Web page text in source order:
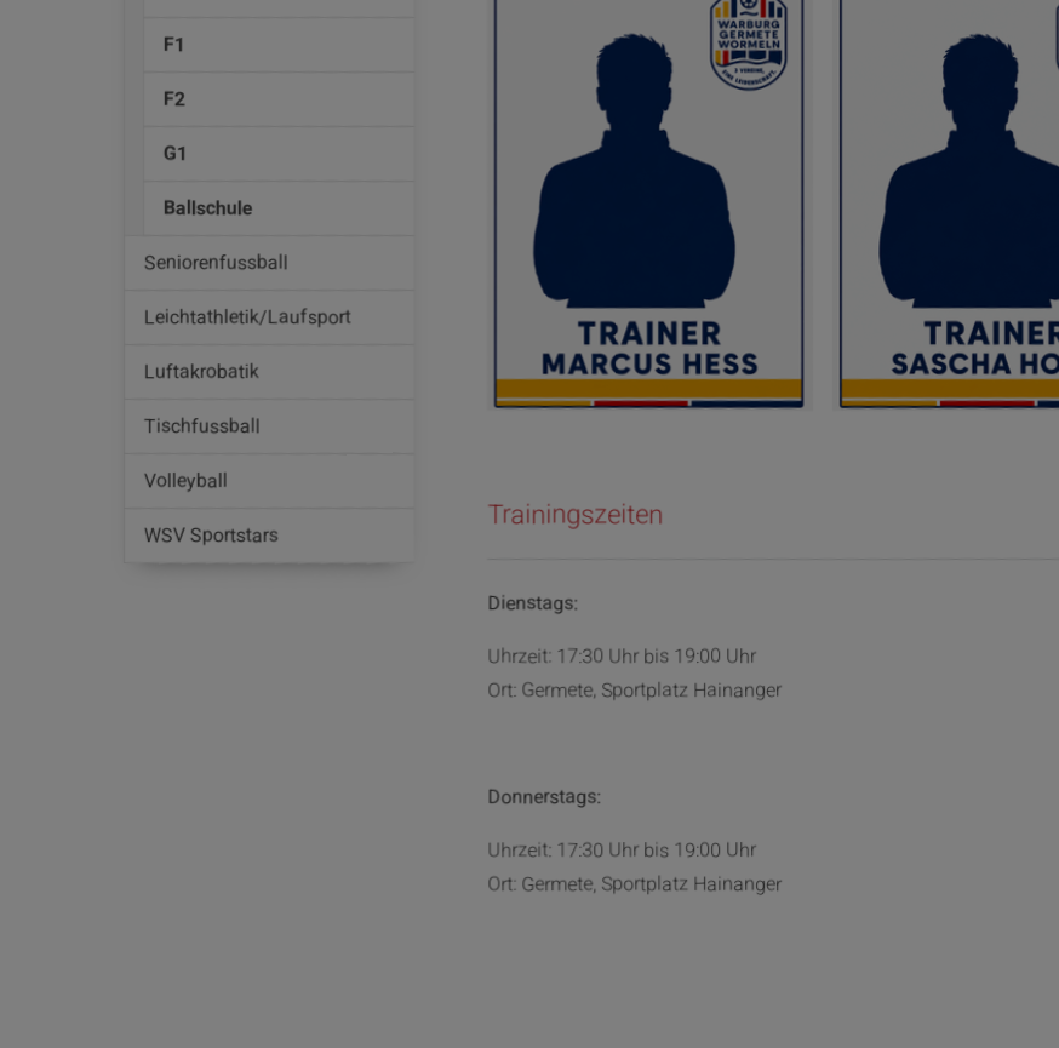
F1
F2
G1
Ballschule
Seniorenfussball
Leichtathletik/Laufsport
Luftakrobatik
Tischfussball
Volleyball
WSV Sportstars
Trainingszeiten
Dienstags:
Uhrzeit: 17:30 Uhr bis 19:00 Uhr
Ort: Germete, Sportplatz Hainanger
Donnerstags:
Uhrzeit: 17:30 Uhr bis 19:00 Uhr
Ort: Germete, Sportplatz Hainanger